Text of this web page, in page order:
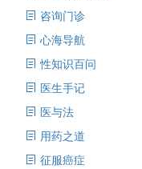
咨询门诊
心海导航
性知识百问
医生手记
医与法
用药之道
征服癌症